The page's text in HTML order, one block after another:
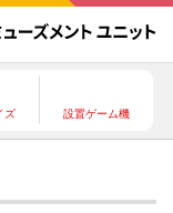
ズ 設置ゲーム機